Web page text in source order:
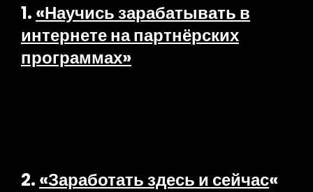
1. «Научись зарабатывать в
интернете на партнёрских
программах»
2. «Заработать здесь и сейчас«